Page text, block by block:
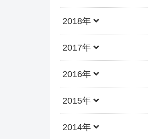
2018年
2017年
2016年
2015年
2014年